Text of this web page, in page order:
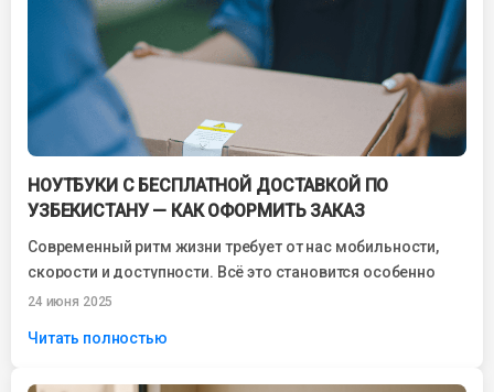
НОУТБУКИ С БЕСПЛАТНОЙ ДОСТАВКОЙ ПО
УЗБЕКИСТАНУ — КАК ОФОРМИТЬ ЗАКАЗ
Современный ритм жизни требует от нас мобильности,
скорости и доступности. Всё это становится особенно
важным, когда речь идёт о покупке...
24 июня 2025
Читать полностью